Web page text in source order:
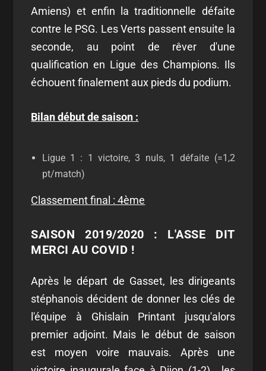
Amiens) et enfin la traditionnelle défaite
contre le PSG. Les Verts passent ensuite la
seconde, au point de rêver d'une
qualification en Ligue des Champions. Ils
échouent finalement aux pieds du podium.
Bilan début de saison :
Ligue 1 : 1 victoire, 3 nuls, 1 défaite (=1,2
pt/match)
Classement final : 4ème
SAISON 2019/2020 : L'ASSE DIT
MERCI AU COVID !
Après le départ de Gasset, les dirigeants
stéphanois décident de donner les clés de
l'équipe à Ghislain Printant jusqu'alors
premier adjoint. Mais le début de saison
est moyen voire mauvais. Après une